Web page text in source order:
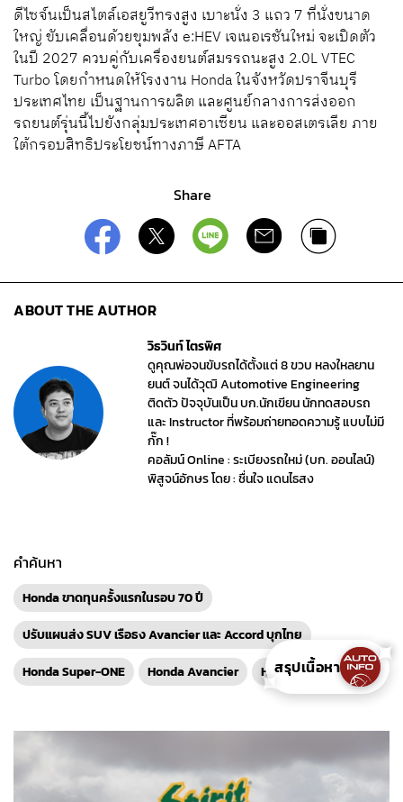
✦
✦
สรุปเนื้อหา
ดีไซจ์นเป็นสไตล์เอสยูวีทรงสูง เบาะนั่ง 3 แถว 7 ที่นั่งขนาด
ใหญ่ ขับเคลื่อนด้วยขุมพลัง e:HEV เจเนอเรชันใหม่ จะเปิดตัว
ในปี 2027 ควบคู่กับเครื่องยนต์สมรรถนะสูง 2.0L VTEC
Turbo โดยกำหนดให้โรงงาน Honda ในจังหวัดปราจีนบุรี
ประเทศไทย เป็นฐานการผลิต และศูนย์กลางการส่งออก
รถยนต์รุ่นนี้ไปยังกลุ่มประเทศอาเซียน และออสเตรเลีย ภาย
ใต้กรอบสิทธิประโยชน์ทางภาษี AFTA
Share
ABOUT THE AUTHOR
วิธวินท์ ไตรพิศ
ดูคุณพ่อจนขับรถได้ตั้งแต่ 8 ขวบ หลงใหลยาน
ยนต์ จนได้วุฒิ Automotive Engineering
ติดตัว ปัจจุบันเป็น บก.นักเขียน นักทดสอบรถ
และ Instructor ที่พร้อมถ่ายทอดความรู้ แบบไม่มี
กั๊ก !
คอลัมน์ Online : ระเบียงรถใหม่ (บก. ออนไลน์)
พิสูจน์อักษร โดย : ชื่นใจ แดนไธสง
คำค้นหา
Honda ขาดทุนครั้งแรกในรอบ 70 ปี
ปรับแผนส่ง SUV เรือธง Avancier และ Accord บุกไทย
Honda Super-ONE
Honda Avancier Honda Accord